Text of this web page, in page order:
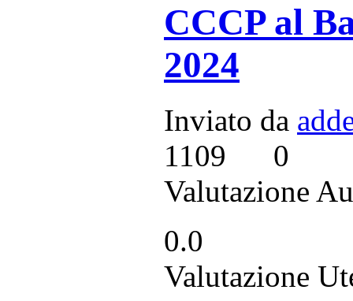
CCCP al
2024
Inviato da
1109
0
Valutazione
0.0
Valutazione